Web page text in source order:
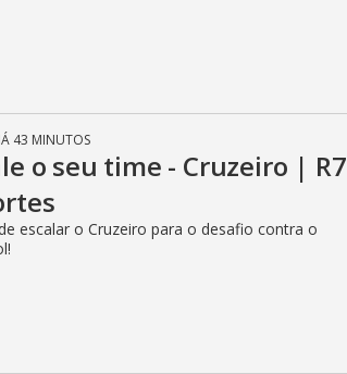
43 MINUTOS
o seu time - Cruzeiro | R7
escalar o Cruzeiro para o desafio contra o